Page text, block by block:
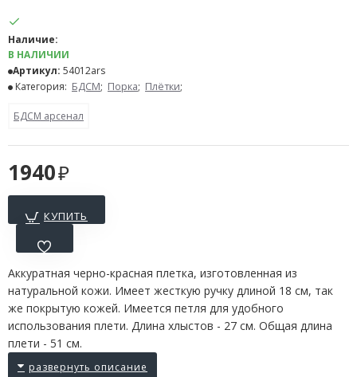
1940
Наличие:
В НАЛИЧИИ
Артикул: 54012ars
Категория: БДСМ; Порка; Плётки;
БДСМ арсенал
КУПИТЬ
Аккуратная черно-красная плетка, изготовленная из
натуральной кожи. Имеет жесткую ручку длиной 18 см, так
же покрытую кожей. Имеется петля для удобного
использования плети. Длина хлыстов - 27 см. Общая длина
плети - 51 см.